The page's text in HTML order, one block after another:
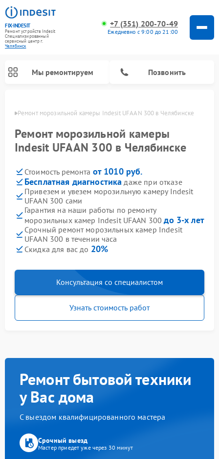
FIX-INDESIT
Ремонт устройств Indesit
Специализированный
cервисный центр г.
Челябинск
+7 (351) 200-70-49
Ежедневно с 9:00 до 21:00
Мы ремонтируем Позвонить
Ремонт морозильной камеры Indesit UFAAN 300 в Челябинске
Ремонт морозильной камеры
Indesit UFAAN 300 в Челябинске
Стоимость ремонта от 1010 руб.
Бесплатная диагностика даже при отказе
Привезем и увезем морозильную камеру Indesit
UFAAN 300 сами
Гарантия на наши работы по ремонту
морозильных камер Indesit UFAAN 300до 3-х лет
Срочный ремонт морозильных камер Indesit
UFAAN 300 в течении часа
Скидка для вас до 20%
Консультация со специалистом
Узнать стоимость работ
Ремонт бытовой техники
у Вас дома
С выездом квалифицированного мастера
Срочный выезд
Мастер приедет уже через 30 минут